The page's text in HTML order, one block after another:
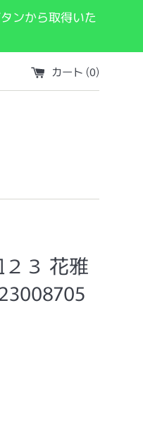
ンから取得いた
カート (0)
３ 花雅